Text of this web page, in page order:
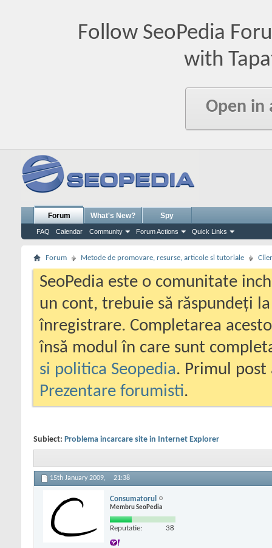
Follow SeoPedia
with
Open in
Forum
FAQ Calendar Community Forum Actions Quick Links
What's New? Spy
Forum Metode de promovare, resurse, articole si tutoriale
SeoPedia este o comunitate
un cont, trebuie să răspundeți
înregistrare. Completarea
însă modul în care sunt
si politica Seopedia. Primul
Prezentare forumisti.
Subiect: Problema incarcare site in Internet Explorer
15th January 2009, 21:38
Consumatorul
Membru SeoPedia
Reputatie: 38